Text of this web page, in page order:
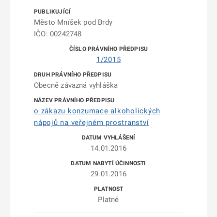
Město Mníšek pod Brdy
IČO: 00242748
1/2015
Obecně závazná vyhláška
o zákazu konzumace alkoholických
nápojů na veřejném prostranství
14.01.2016
29.01.2016
Platné